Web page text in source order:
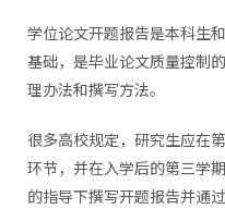
学位论文开题报告是本科生
基础，是毕业论文质量控制
理办法和撰写方法。
很多高校规定，研究生应在
环节，并在入学后的第三学
的指导下撰写开题报告并通